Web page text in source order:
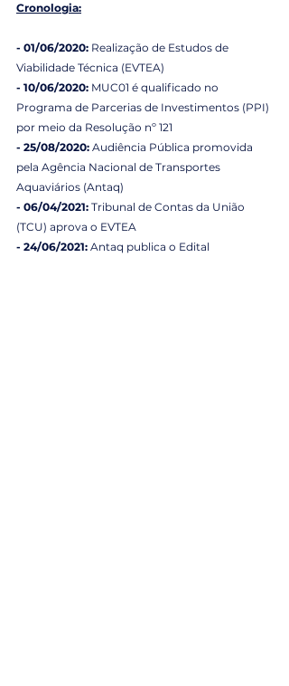
Cronologia:
- 01/06/2020: Realização de Estudos de
Viabilidade Técnica (EVTEA)
- 10/06/2020: MUC01 é qualificado no
Programa de Parcerias de Investimentos (PPI)
por meio da Resolução nº 121
- 25/08/2020: Audiência Pública promovida
pela Agência Nacional de Transportes
Aquaviários (Antaq)
- 06/04/2021: Tribunal de Contas da União
(TCU) aprova o EVTEA
- 24/06/2021: Antaq publica o Edital